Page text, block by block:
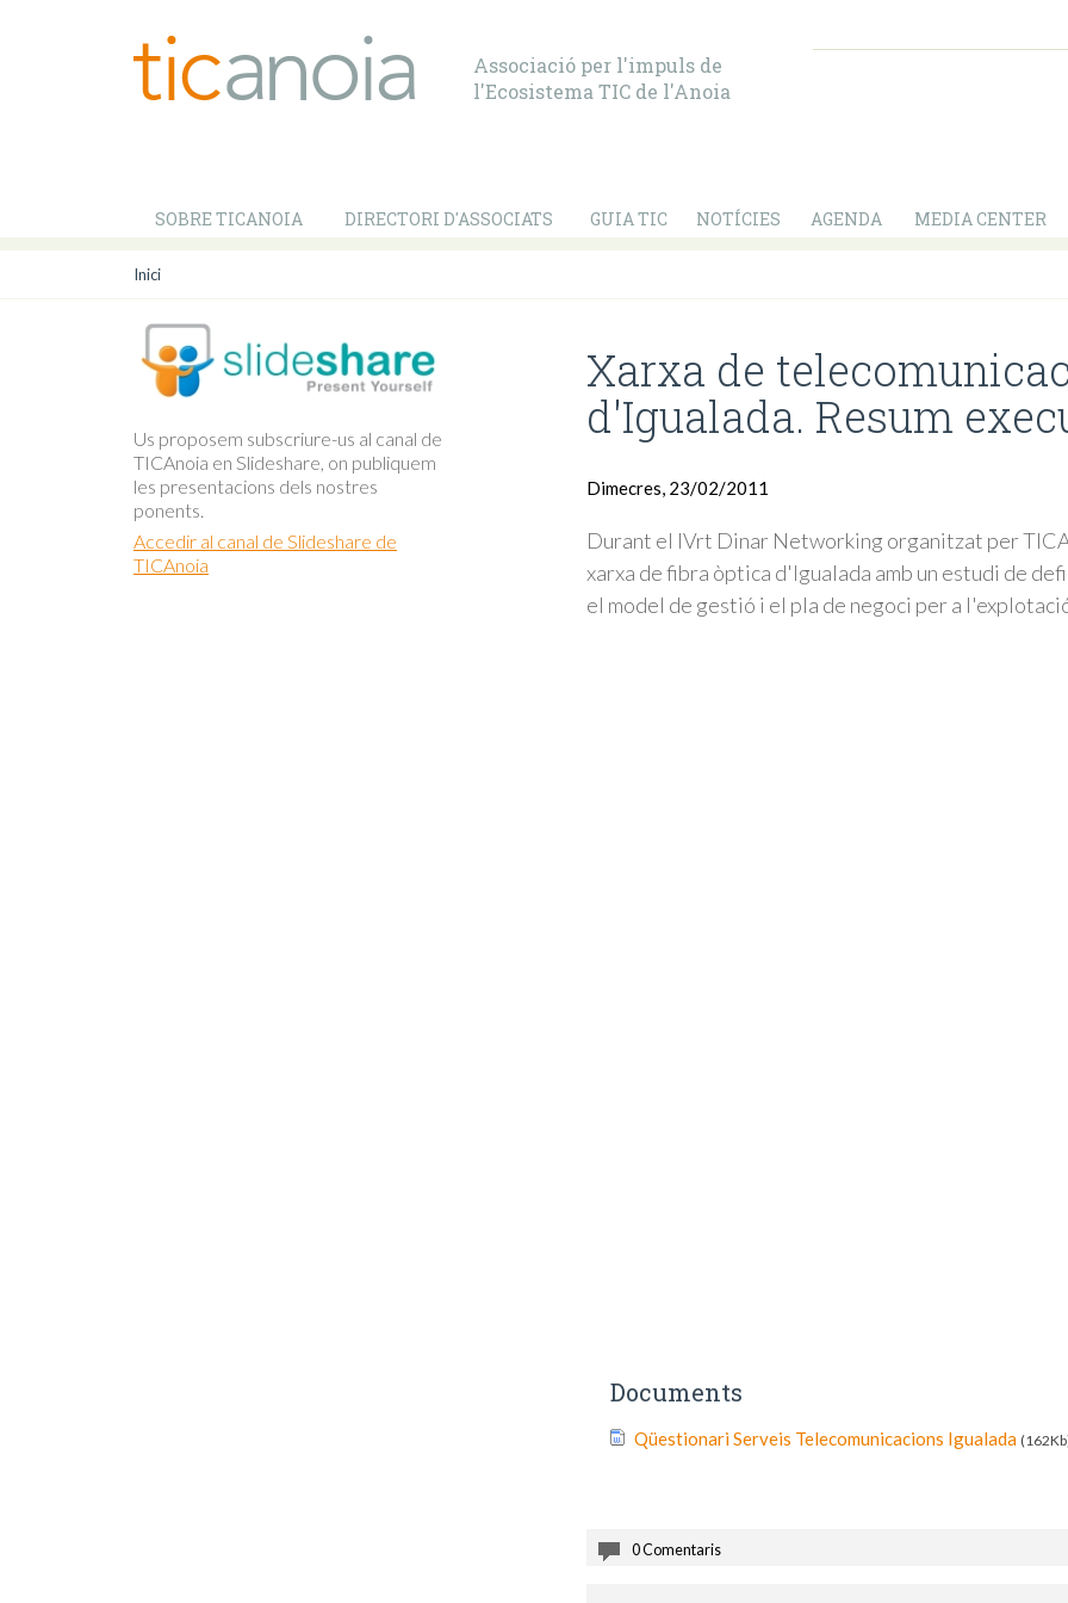
Associació per l'impuls de
l'Ecosistema TIC de l'Anoia
SOBRE TICANOIA DIRECTORI D'ASSOCIATS GUIA TIC NOTÍCIES AGENDA MEDIA CENTER
Inici
Us proposem subscriure-us al canal de
TICAnoia en Slideshare, on publiquem
les presentacions dels nostres
ponents.
Accedir al canal de Slideshare de
TICAnoia
Xarxa de
d'Igualada. Resum
Dimecres, 23/02/2011
Durant el IVrt Dinar Networking organitzat per
xarxa de fibra òptica d'Igualada amb un estudi de
el model de gestió i el pla de negoci per a
Documents
Qüestionari Serveis Telecomunicacions Igualada
0 Comentaris